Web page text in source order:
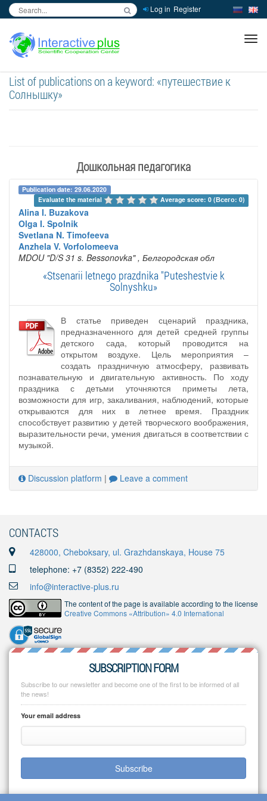
Log in Register
List of publications on a keyword: «путешествие к
Солнышку»
Дошкольная педагогика
Publication date: 29.06.2020
Evaluate the material
Average score: 0 (Всего: 0)
Alina I. Buzakova
Olga I. Spolnik
Svetlana N. Timofeeva
Anzhela V. Vorfolomeeva
MDOU "D/S 31 s. Bessonovka" , Белгородская обл
«Stsenarii letnego prazdnika "Puteshestvie k
Solnyshku»
В статье приведен сценарий праздника,
предназначенного для детей средней группы
детского сада, который проводится на
открытом воздухе. Цель мероприятия –
создать праздничную атмосферу, развивать
познавательную и двигательную активность. По ходу
праздника с детьми уточняются приметы лета,
возможности для игр, закаливания, наблюдений, которые
открываются для них в летнее время. Праздник
способствует развитию у детей творческого воображения,
выразительности речи, умения двигаться в соответствии с
музыкой.
Discussion platform | Leave a comment
CONTACTS
428000, Cheboksary, ul. Grazhdanskaya, House 75
telephone: +7 (8352) 222-490
info@interactive-plus.ru
The content of the page is available according to the license
Creative Commons «Attribution» 4.0 International
SUBSCRIPTION FORM
Subscribe to our newsletter and become one of the first to be informed of all
the news!
Your email address
Subscribe